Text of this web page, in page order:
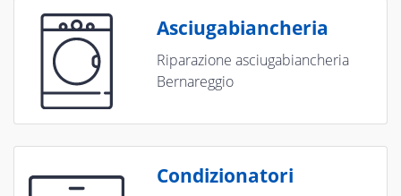
Asciugabiancheria
Riparazione asciugabiancheria
Bernareggio
Condizionatori